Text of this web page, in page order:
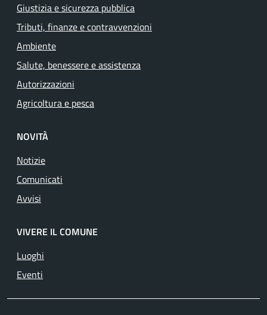
Giustizia e sicurezza pubblica
Tributi, finanze e contravvenzioni
Ambiente
Salute, benessere e assistenza
Autorizzazioni
Agricoltura e pesca
NOVITÀ
Notizie
Comunicati
Avvisi
VIVERE IL COMUNE
Luoghi
Eventi